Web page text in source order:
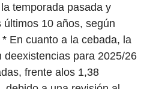
temporada pasada y
10 años, según
En cuanto a la cebada, la
para 2025/26
frente alos 1,38